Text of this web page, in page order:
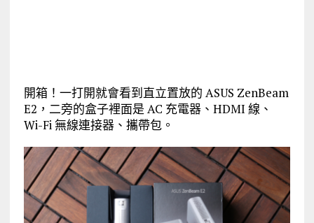
開箱！一打開就會看到直立置放的 ASUS ZenBeam
E2，二旁的盒子裡面是 AC 充電器、HDMI 線、
Wi-Fi 無線連接器、攜帶包。